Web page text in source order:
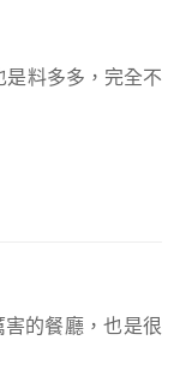
是料多多，完全不
的餐廳，也是很